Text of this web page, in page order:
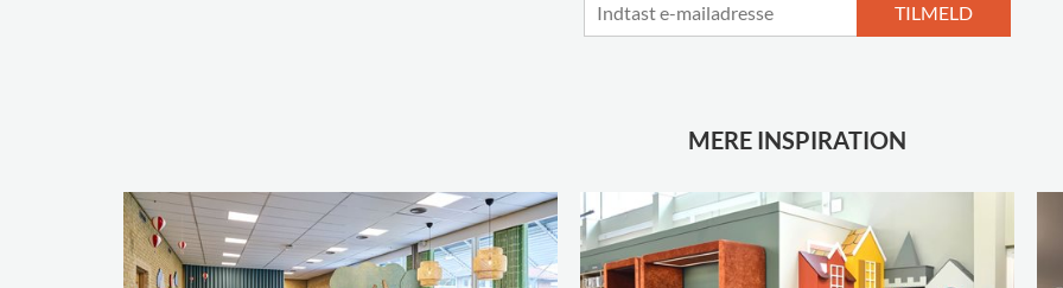
TILMELD
MERE INSPIRATION